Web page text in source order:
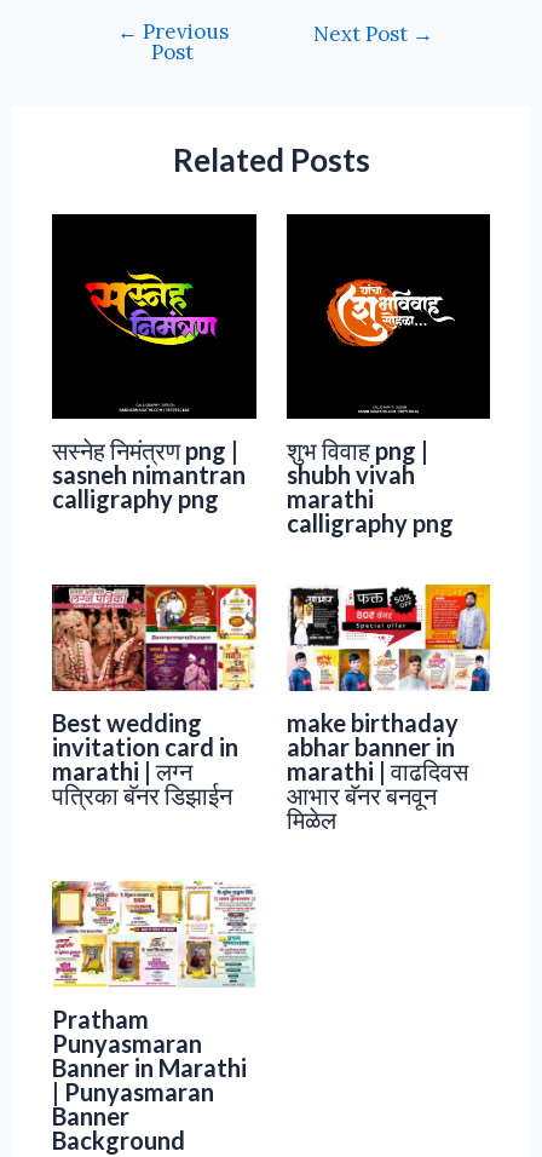
← Previous
Post
Next Post →
Related Posts
सस्नेह निमंत्रण png |
sasneh nimantran
calligraphy png
शुभ विवाह png |
shubh vivah
marathi
calligraphy png
Best wedding
invitation card in
marathi | लग्न
पत्रिका बॅनर डिझाईन
make birthaday
abhar banner in
marathi | वाढदिवस
आभार बॅनर बनवून
मिळेल
Pratham
Punyasmaran
Banner in Marathi
| Punyasmaran
Banner
Background